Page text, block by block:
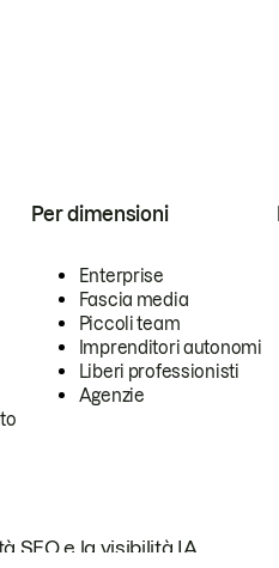
Per dimensioni
Enterprise
Fascia media
Piccoli team
Imprenditori autonomi
Liberi professionisti
Agenzie
SEO e la visibilità IA.